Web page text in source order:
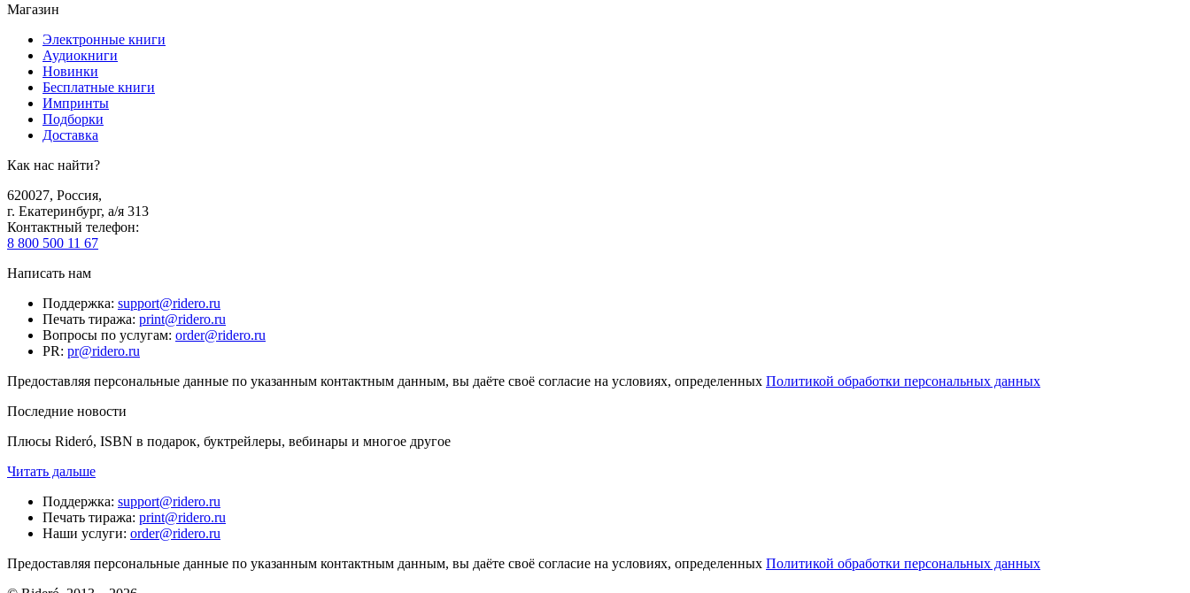
Магазин
Электронные книги
Аудиокниги
Новинки
Бесплатные книги
Импринты
Подборки
Доставка
Как нас найти?
620027, Россия,
г. Екатеринбург, а/я 313
Контактный телефон:
8 800 500 11 67
Написать нам
Поддержка: support@ridero.ru
Печать тиража: print@ridero.ru
Вопросы по услугам: order@ridero.ru
PR: pr@ridero.ru
Предоставляя персональные данные по указанным контактным данным, вы даёте своё согласие на условиях, определенных Политикой обработки персональных данных
Последние новости
Плюсы Rideró, ISBN в подарок, буктрейлеры, вебинары и многое другое
Читать дальше
Поддержка: support@ridero.ru
Печать тиража: print@ridero.ru
Наши услуги: order@ridero.ru
Предоставляя персональные данные по указанным контактным данным, вы даёте своё согласие на условиях, определенных Политикой обработки персональных данных